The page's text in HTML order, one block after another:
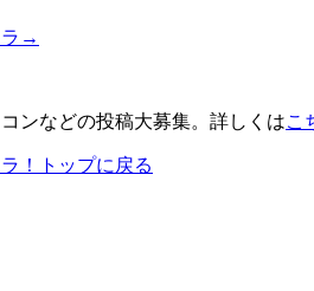
ラ→
ンなどの投稿大募集。詳しくはこ
！トップに戻る